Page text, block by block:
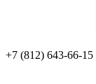
+7 (812) 643-66-15